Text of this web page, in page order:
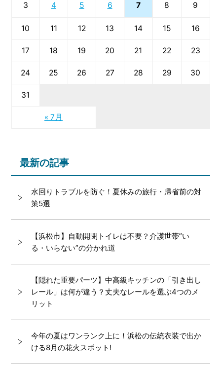
« 7月
3 4 5 6 7 8 9
10 11 12 13 14 15 16
17 18 19 20 21 22 23
24 25 26 27 28 29 30
31
最新の記事
水回りトラブルを防ぐ！夏休みの旅行・帰省前の対
策5選
【浜松市】自動開閉トイレは不要？介護世帯”い
る・いらない”の分かれ道
【隠れた重要パーツ】中高級キッチンの「引き出し
レール」は何が違う？丈夫なレールを選ぶ4つのメ
リット
今年の夏はワンランク上に！浜松の伝統衣装で出か
ける8月の花火スポット!